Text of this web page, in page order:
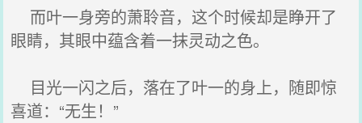
而叶一身旁的萧聆音，这个时候却是睁开了
眼睛，其眼中蕴含着一抹灵动之色。
目光一闪之后，落在了叶一的身上，随即惊
喜道：“无生！”